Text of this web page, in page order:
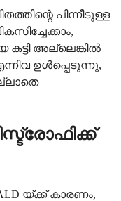
പിന്നീടുള്ള
അല്ലെങ്കിൽ
ഉൾപ്പെടുന്നു,
യ്ക്ക് കാരണം,